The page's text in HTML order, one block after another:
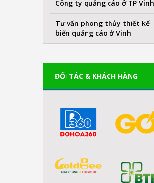
Công ty quảng cáo ở TP Vinh
Tư vấn phong thủy thiết kế
biển quảng cáo ở Vinh
ĐỐI TÁC & KHÁCH HÀNG